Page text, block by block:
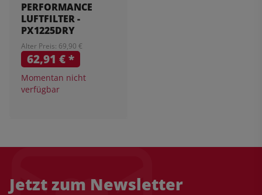
PERFORMANCE
LUFTFILTER -
PX1225DRY
Alter Preis: 69,90 €
62,91 €*
Momentan nicht
verfügbar
Jetzt zum Newsletter